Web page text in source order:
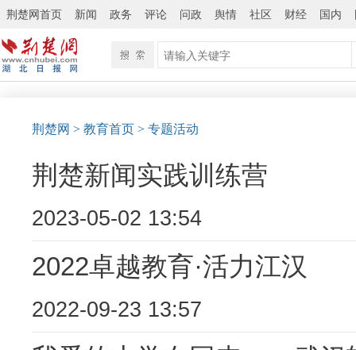
荆楚网首页 新闻 政务 评论 问政 舆情 社区 财经 国内
荆楚网 > 教育首页 > 专题活动
荆楚新闻实践训练营
2023-05-02 13:54
2022卓越教育·活力江汉
2022-09-23 13:57